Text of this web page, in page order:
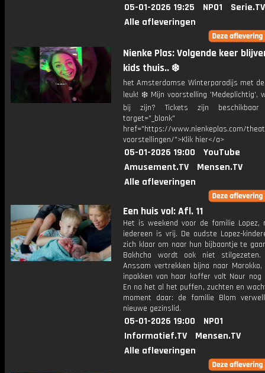
05-01-2026 19:25 NPO1
Serie.TV
Alle afleveringen
Nienke Plas: Volgende keer
kids thuis.. ❄️
het Amsterdamse Winterparadijs met
leuk! ❄️ Mijn voorstelling 'Medeplichtig',
bij zijn? Tickets zijn
target="_blank"
href="https://www.nienkeplas.com/
voorstellingen/">Klik hier</a>
05-01-2026 19:00
YouTube
Amusement.TV
Mensen.TV
Alle afleveringen
Een huis vol: Afl. 11
Het is weekend voor de familie Lopez,
iedereen is vrij. De oudste Lopez-
zich klaar om naar hun bijbaantje te
Bakhcha wordt ook niet
Anssam vertrekken bijna naar
inpakken van haar koffer valt Nour nog
En na het al het puffen, zuchten en
moment daar: de familie Blom
nieuwe gezinslid.
05-01-2026 19:00
NPO1
Informatief.TV
Mensen.TV
Alle afleveringen